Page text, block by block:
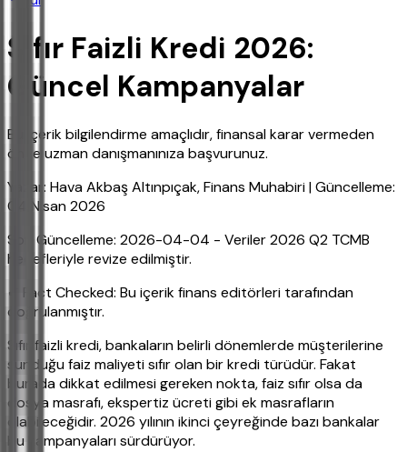
Sıfır Faizli Kredi 2026:
Güncel Kampanyalar
Bu içerik bilgilendirme amaçlıdır, finansal karar vermeden
önce uzman danışmanınıza başvurunuz.
Yazar: Hava Akbaş Altınpıçak, Finans Muhabiri | Güncelleme:
04 Nisan 2026
Son Güncelleme: 2026-04-04 - Veriler 2026 Q2 TCMB
hedefleriyle revize edilmiştir.
✔ Fact Checked: Bu içerik finans editörleri tarafından
doğrulanmıştır.
Sıfır faizli kredi, bankaların belirli dönemlerde müşterilerine
sunduğu faiz maliyeti sıfır olan bir kredi türüdür. Fakat
burada dikkat edilmesi gereken nokta, faiz sıfır olsa da
dosya masrafı, ekspertiz ücreti gibi ek masrafların
olabileceğidir. 2026 yılının ikinci çeyreğinde bazı bankalar
bu kampanyaları sürdürüyor.